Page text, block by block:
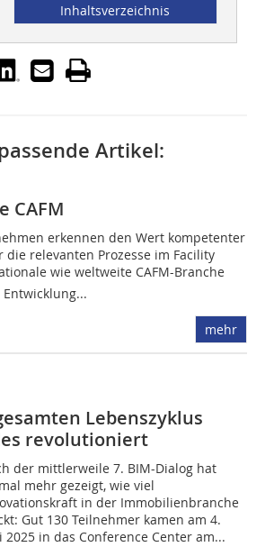
Inhaltsverzeichnis
Artikel:
CAFM
erkennen den Wert kompetenter
relevanten Prozesse im Facility
wie weltweite CAFM-Branche
mehr
Lebenszyklus
revolutioniert
der mittlerweile 7. BIM-Dialog hat
mehr gezeigt, wie viel
in der Immobilienbranche
Gut 130 Teilnehmer kamen am 4.
2025 in das Conference Center am...